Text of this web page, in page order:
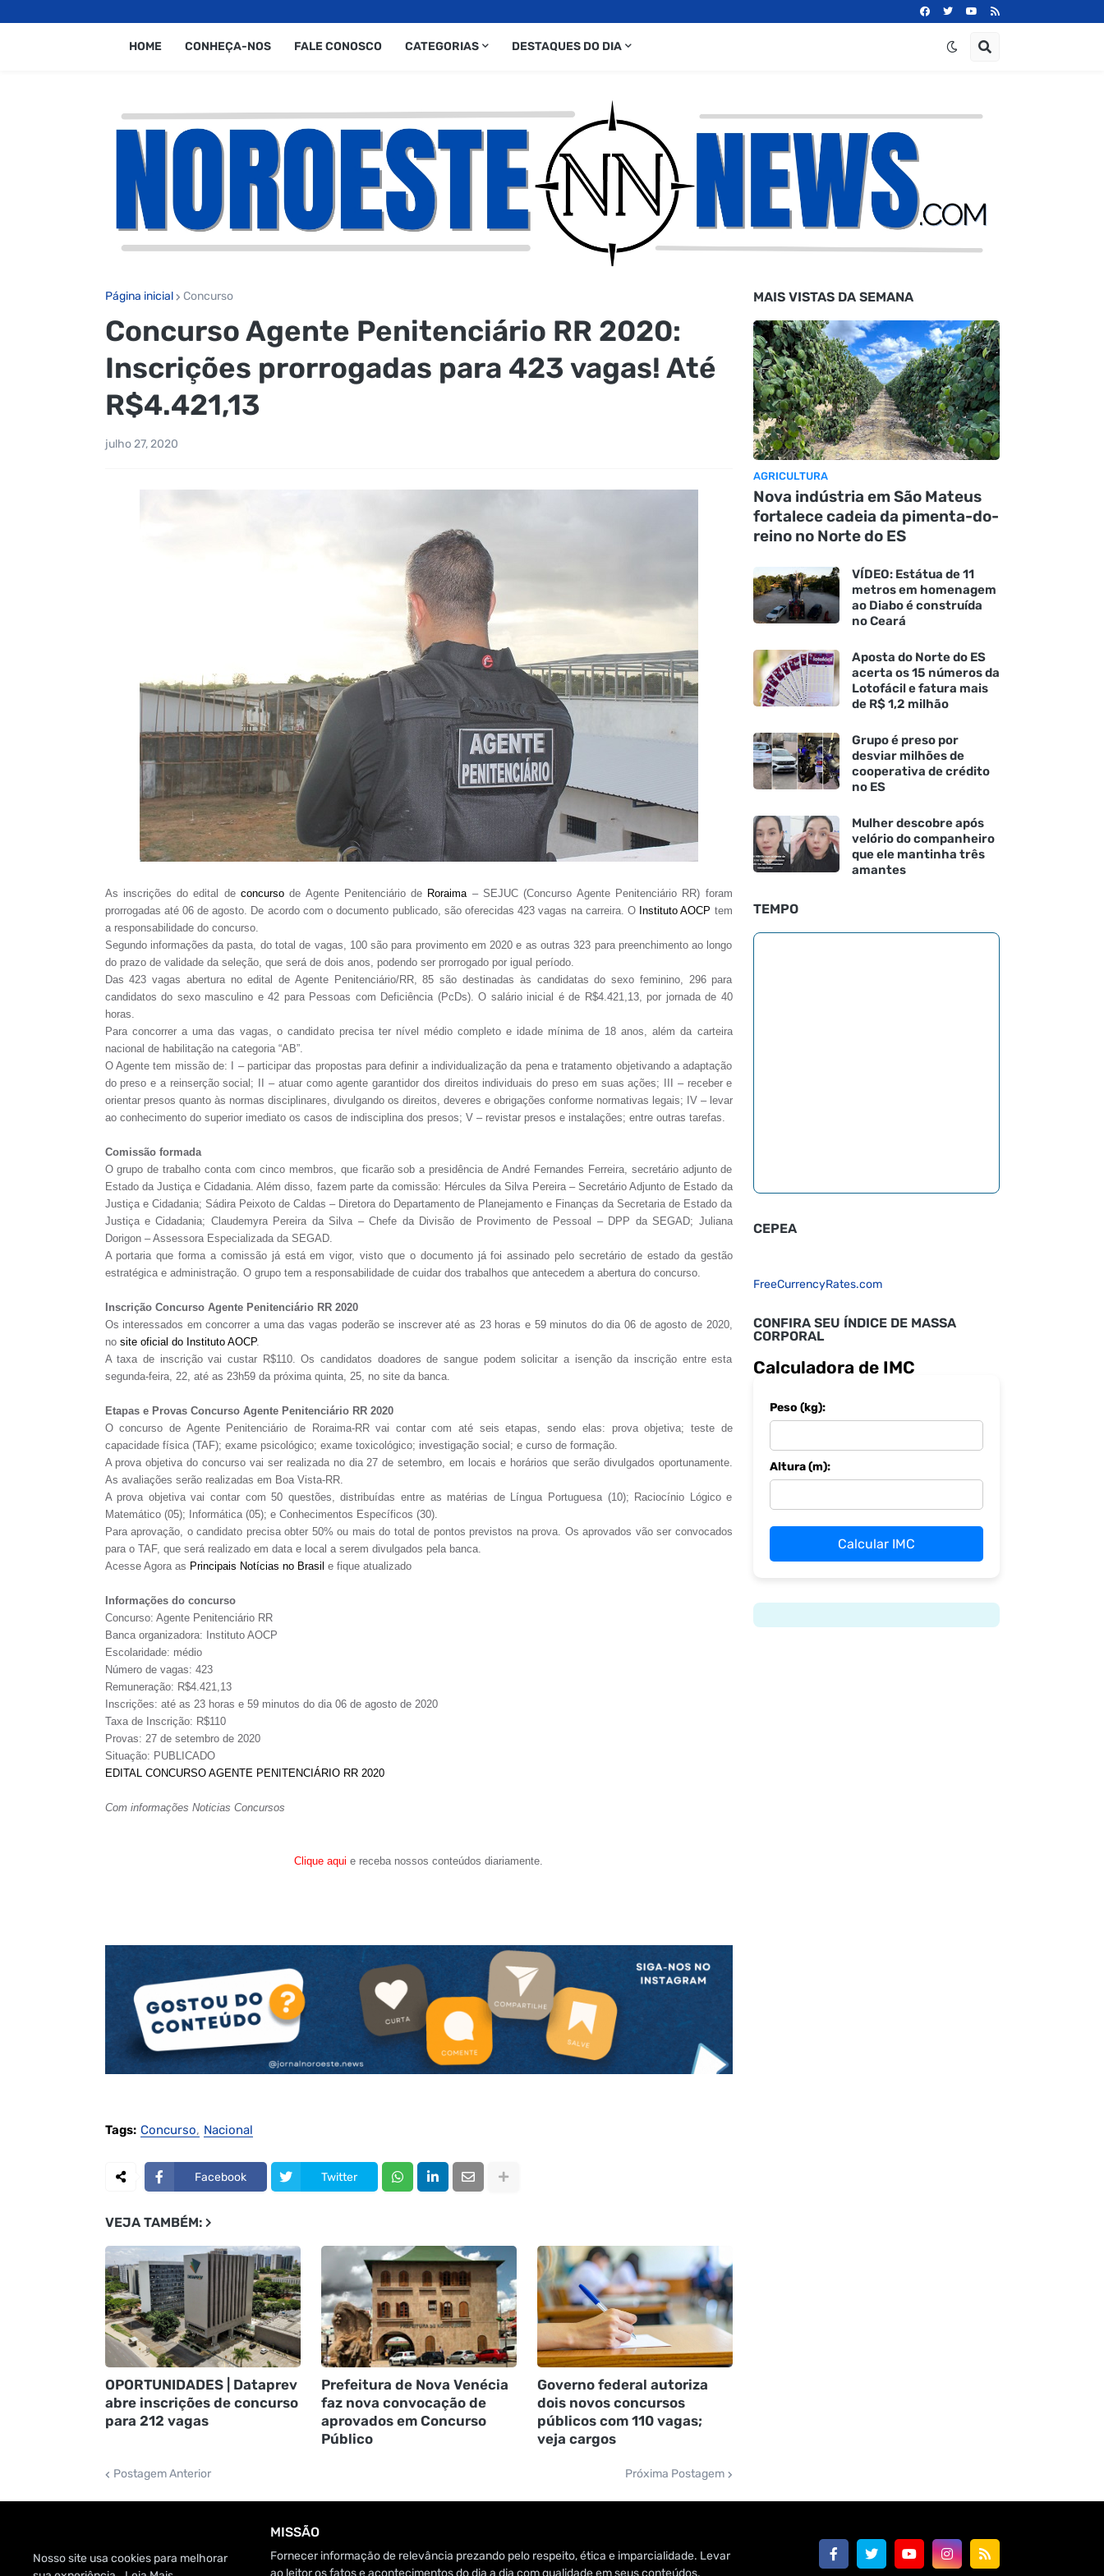
HOME CONHEÇA-NOS FALE CONOSCO CATEGORIAS DESTAQUES DO DIA
Página inicial Concurso
Concurso Agente Penitenciário RR 2020:
Inscrições prorrogadas para 423 vagas! Até
R$4.421,13
julho 27, 2020
As inscrições do edital de concursode Agente Penitenciário de Roraima – SEJUC (Concurso Agente Penitenciário RR) foram
prorrogadas até 06 de agosto. De acordo com o documento publicado, são oferecidas 423 vagas na carreira. O Instituto AOCP tem
a responsabilidade do concurso.
Segundo informações da pasta, do total de vagas, 100 são para provimento em 2020 e as outras 323 para preenchimento ao longo
do prazo de validade da seleção, que será de dois anos, podendo ser prorrogado por igual período.
Das 423 vagas abertura no edital de Agente Penitenciário/RR, 85 são destinadas às candidatas do sexo feminino, 296 para
candidatos do sexo masculino e 42 para Pessoas com Deficiência (PcDs). O salário inicial é de R$4.421,13, por jornada de 40
horas.
Para concorrer a uma das vagas, o candidato precisa ter nível médio completo e idade mínima de 18 anos, além da carteira
nacional de habilitação na categoria “AB”.
O Agente tem missão de: I – participar das propostas para definir a individualização da pena e tratamento objetivando a adaptação
do preso e a reinserção social; II – atuar como agente garantidor dos direitos individuais do preso em suas ações; III – receber e
orientar presos quanto às normas disciplinares, divulgando os direitos, deveres e obrigações conforme normativas legais; IV – levar
ao conhecimento do superior imediato os casos de indisciplina dos presos; V – revistar presos e instalações; entre outras tarefas.
Comissão formada
O grupo de trabalho conta com cinco membros, que ficarão sob a presidência de André Fernandes Ferreira, secretário adjunto de
Estado da Justiça e Cidadania. Além disso, fazem parte da comissão: Hércules da Silva Pereira – Secretário Adjunto de Estado da
Justiça e Cidadania; Sádira Peixoto de Caldas – Diretora do Departamento de Planejamento e Finanças da Secretaria de Estado da
Justiça e Cidadania; Claudemyra Pereira da Silva – Chefe da Divisão de Provimento de Pessoal – DPP da SEGAD; Juliana
Dorigon – Assessora Especializada da SEGAD.
A portaria que forma a comissão já está em vigor, visto que o documento já foi assinado pelo secretário de estado da gestão
estratégica e administração. O grupo tem a responsabilidade de cuidar dos trabalhos que antecedem a abertura do concurso.
Inscrição Concurso Agente Penitenciário RR 2020
Os interessados em concorrer a uma das vagas poderão se inscrever até as 23 horas e 59 minutos do dia 06 de agosto de 2020,
no site oficial do Instituto AOCP.
A taxa de inscrição vai custar R$110. Os candidatos doadores de sangue podem solicitar a isenção da inscrição entre esta
segunda-feira, 22, até as 23h59 da próxima quinta, 25, no site da banca.
Etapas e Provas Concurso Agente Penitenciário RR 2020
O concurso de Agente Penitenciário de Roraima-RR vai contar com até seis etapas, sendo elas: prova objetiva; teste de
capacidade física (TAF); exame psicológico; exame toxicológico; investigação social; e curso de formação.
A prova objetiva do concurso vai ser realizada no dia 27 de setembro, em locais e horários que serão divulgados oportunamente.
As avaliações serão realizadas em Boa Vista-RR.
A prova objetiva vai contar com 50 questões, distribuídas entre as matérias de Língua Portuguesa (10); Raciocínio Lógico e
Matemático (05); Informática (05); e Conhecimentos Específicos (30).
Para aprovação, o candidato precisa obter 50% ou mais do total de pontos previstos na prova. Os aprovados vão ser convocados
para o TAF, que será realizado em data e local a serem divulgados pela banca.
Acesse Agora as Principais Notícias no Brasil e fique atualizado
Informações do concurso
Concurso: Agente Penitenciário RR
Banca organizadora: Instituto AOCP
Escolaridade: médio
Número de vagas: 423
Remuneração: R$4.421,13
Inscrições: até as 23 horas e 59 minutos do dia 06 de agosto de 2020
Taxa de Inscrição: R$110
Provas: 27 de setembro de 2020
Situação: PUBLICADO
EDITAL CONCURSO AGENTE PENITENCIÁRIO RR 2020
Com informações Noticias Concursos
Clique aqui e receba nossos conteúdos diariamente.
Tags: Concurso Nacional
Facebook Twitter
VEJA TAMBÉM:
OPORTUNIDADES | Dataprev
abre inscrições de concurso
para 212 vagas
Prefeitura de Nova Venécia
faz nova convocação de
aprovados em Concurso
Público
Governo federal autoriza
dois novos concursos
públicos com 110 vagas;
veja cargos
Postagem Anterior Próxima Postagem
MAIS VISTAS DA SEMANA
AGRICULTURA
Nova indústria em São Mateus
fortalece cadeia da pimenta-do-
reino no Norte do ES
VÍDEO: Estátua de 11
metros em homenagem
ao Diabo é construída
no Ceará
Aposta do Norte do ES
acerta os 15 números da
Lotofácil e fatura mais
de R$ 1,2 milhão
Grupo é preso por
desviar milhões de
cooperativa de crédito
no ES
Mulher descobre após
velório do companheiro
que ele mantinha três
amantes
TEMPO
CEPEA
FreeCurrencyRates.com
CONFIRA SEU ÍNDICE DE MASSA
CORPORAL
Calculadora de IMC
Peso (kg):
Altura (m):
Calcular IMC
MISSÃO
Fornecer informação de relevância prezando pelo respeito, ética e imparcialidade. Levar
ao leitor os fatos e acontecimentos do dia a dia com qualidade em seus conteúdos.
Nosso site usa cookies para melhorar